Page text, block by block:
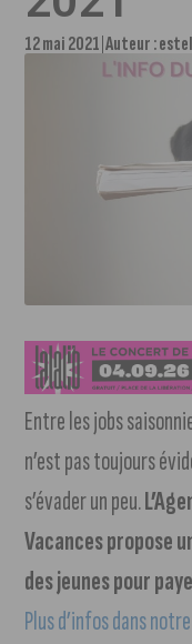
12 mai 2021 Auteur :
Entre les jobs
n’est pas toujours
s’évader un peu.
Vacances propose
des jeunes pour
Plus d’infos dans